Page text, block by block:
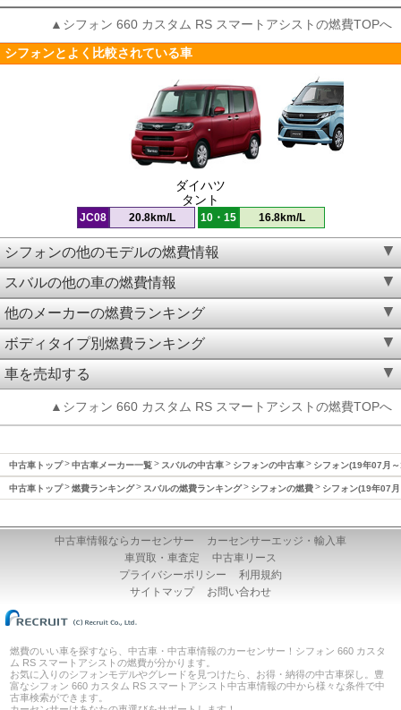
▲シフォン 660 カスタム RS スマートアシストの燃費TOPへ
シフォンとよく比較されている車
ダイハツ
タント
JC08 20.8km/L 10・15 16.8km/L
シフォンの他のモデルの燃費情報
スバルの他の車の燃費情報
他のメーカーの燃費ランキング
ボディタイプ別燃費ランキング
車を売却する
▲シフォン 660 カスタム RS スマートアシストの燃費TOPへ
中古車トップ 中古車メーカー一覧 スバルの中古車 シフォンの中古車 シフォン(19年07月
中古車トップ 燃費ランキング スバルの燃費ランキング シフォンの燃費 シフォン(19年07
中古車情報ならカーセンサー
カーセンサーエッジ・輸入車
車買取・車査定
中古車リース
プライバシーポリシー
利用規約
サイトマップ
お問い合わせ
燃費のいい車を探すなら、中古車・中古車情報のカーセンサー！シフォン 660 カスタ
ム RS スマートアシストの燃費が分かります。
お気に入りのシフォンモデルやグレードを見つけたら、お得・納得の中古車探し。豊
富なシフォン 660 カスタム RS スマートアシスト中古車情報の中から様々な条件で中
古車検索ができます。